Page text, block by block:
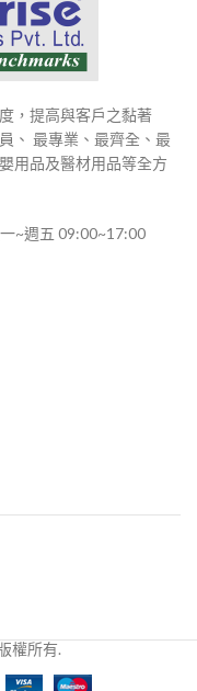
，提高與客戶之黏著
、 最專業、最齊全、最
用品及醫材用品等全方
~週五 09:00~17:00
權所有.